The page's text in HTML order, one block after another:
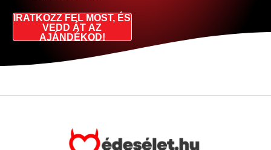
IRATKOZZ FEL MOST, ÉS
VEDD ÁT AZ
AJÁNDÉKOD!